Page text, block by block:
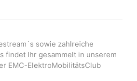
sowie zahlreiche
findet Ihr gesammelt in unserem
EMC-ElektroMobilitätsClub